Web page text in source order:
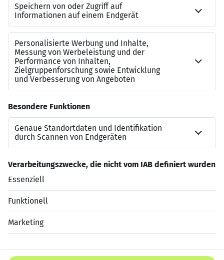
Patrizio Lanzillotta
Recruiter bei LehrCare
0171 441 64 07
https://www.lehrcare.de/job/schulleitung-berufskolleg-
planstelle-moeglich-5289/
Datenschutzerklärung